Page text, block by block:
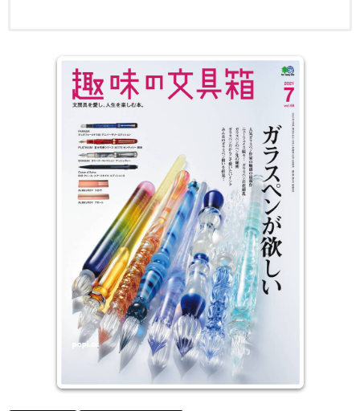
的唯一追求，一点情调、一点浪漫，还有随意走笔的自由度，都有一
种无可取代的魅力，在这种情况之下，对纸笔的依赖自然不减反增，
期待更独特的书写体验。趣味文具是以传达手写乐趣和书写文具的魅